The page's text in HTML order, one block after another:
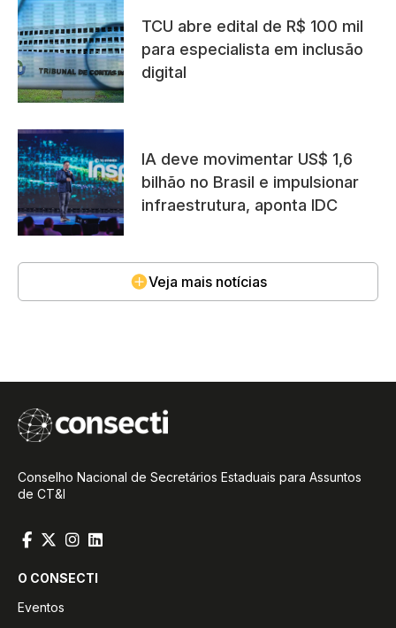
TCU abre edital de R$ 100 mil
para especialista em inclusão
digital
IA deve movimentar US$ 1,6
bilhão no Brasil e impulsionar
infraestrutura, aponta IDC
Veja mais notícias
Conselho Nacional de Secretários Estaduais para Assuntos
de CT&I
O CONSECTI
Eventos